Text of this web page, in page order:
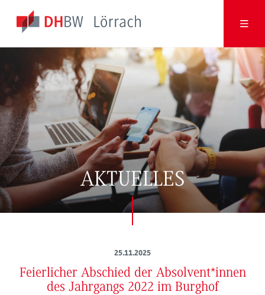
AKTUELLES
25.11.2025
Feierlicher Abschied der Absolvent*innen
des Jahrgangs 2022 im Burghof